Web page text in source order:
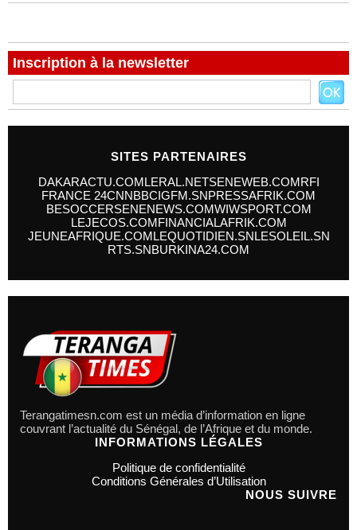
Inscription à la newsletter
SITES PARTENAIRES
DAKARACTU.COMLERAL.NETSENEWEB.COMRFI
FRANCE 24CNNBBCIGFM.SNPRESSAFRIK.COM
BESOCCERSENENEWS.COMWIWSPORT.COM
LEJECOS.COMFINANCIALAFRIK.COM
JEUNEAFRIQUE.COMLEQUOTIDIEN.SNLESOLEIL.SN
RTS.SNBURKINA24.COM
Terangatimesn.com est un média d’information en ligne
couvrant l’actualité du Sénégal, de l’Afrique et du monde.
INFORMATIONS LÉGALES
Politique de confidentialité
Conditions Générales d’Utilisation
NOUS SUIVRE